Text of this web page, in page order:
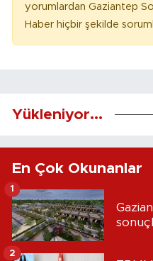
yorumlardan Gaziantep
Haber hiçbir şekilde
Yükleniyor...
En Çok Okunanlar
1
2